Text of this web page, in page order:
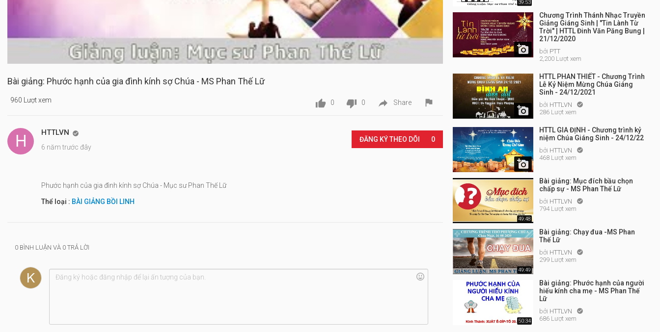
39:53

Chương Trình Thánh Nhạc Truyền
Giảng Giáng Sinh | "Tin Lành Từ
Trời" | HTTL Đinh Văn Păng Bung |
21/12/2020
bởi PTT
2,200 Lượt xem

HTTL PHAN THIẾT - Chương Trình
Lễ Kỷ Niệm Mừng Chúa Giáng
Sinh - 24/12/2021
bởi HTTLVN 
286 Lượt xem

HTTL GIA ĐỊNH - Chương trình kỷ
niệm Chúa Giáng Sinh - 24/12/22
bởi HTTLVN 
468 Lượt xem
49:48
Bài giảng: Mục đích bầu chọn
chấp sự - MS Phan Thế Lữ
bởi HTTLVN 
794 Lượt xem
49:49
Bài giảng: Chạy đua -MS Phan
Thế Lữ
bởi HTTLVN 
299 Lượt xem
50:34
Bài giảng: Phước hạnh của người
hiếu kính cha mẹ - MS Phan Thế
Lữ
bởi HTTLVN 
686 Lượt xem
Bài giảng: Phước hạnh của gia đình kính sợ Chúa - MS Phan Thế Lữ
960 Lượt xem  0  0  Share 
HTTLVN 
6 năm trước đây
ĐĂNG KÝ THEO DÕI 0
Phước hạnh của gia đình kính sợ Chúa - Mục sư Phan Thế Lữ
Thể loại : BÀI GIẢNG BỒI LINH
0 BÌNH LUẬN VÀ 0 TRẢ LỜI